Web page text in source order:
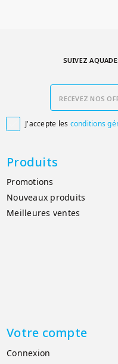
J'accepte les conditions
SUIVEZ
Produits
Promotions
Nouveaux produits
Meilleures ventes
Votre compte
Connexion